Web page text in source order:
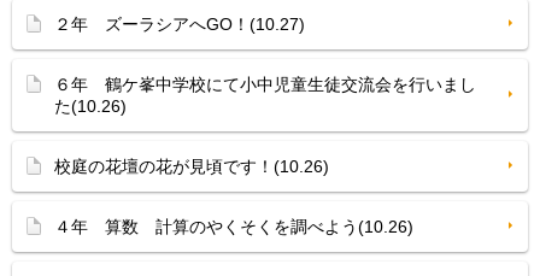
２年 ズーラシアへGO！(10.27)
６年 鶴ケ峯中学校にて小中児童生徒交流会を行いまし
た(10.26)
校庭の花壇の花が見頃です！(10.26)
４年 算数 計算のやくそくを調べよう(10.26)